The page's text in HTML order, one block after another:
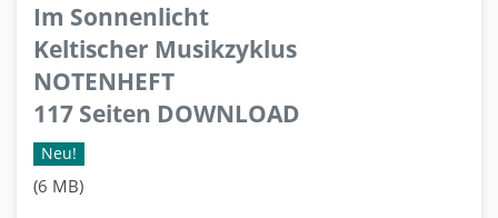
Im Sonnenlicht
Keltischer Musikzyklus
NOTENHEFT
117 Seiten DOWNLOAD
Neu!
(6 MB)